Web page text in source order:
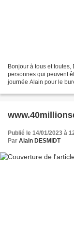
Bonjour à tous et
personnes qui peuvent
journée Alain pour le
Publié le 14/01/2023 à
Par Alain DESMIDT